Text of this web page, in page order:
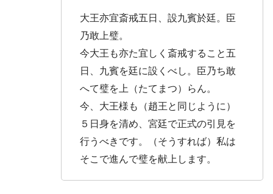
大王亦宜斎戒五日、設九賓於廷。臣
乃敢上璧。
今大王も亦た宜しく斎戒すること五
日、九賓を廷に設くべし。臣乃ち敢
へて璧を上（たてまつ）らん。
今、大王様も（趙王と同じように）
５日身を清め、宮廷で正式の引見を
行うべきです。（そうすれば）私は
そこで進んで璧を献上します。